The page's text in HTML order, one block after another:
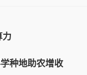
力
种地助农增收